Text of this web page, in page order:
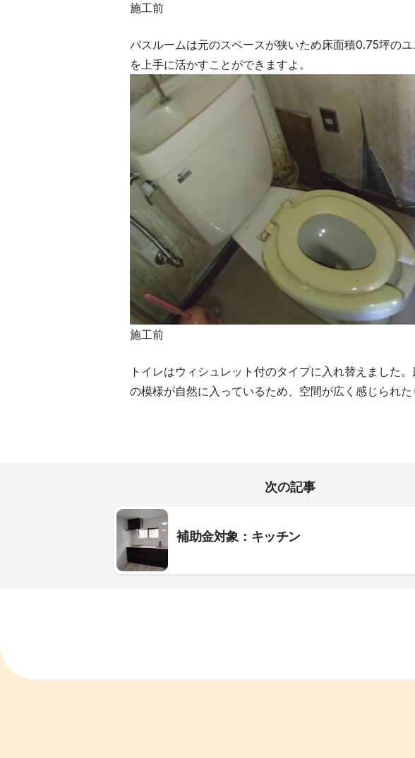
施工前
バスルームは元のスペースが狭いため床面積0.75坪の
を上手に活かすことができますよ。
施工前
トイレはウィシュレット付のタイプに入れ替えました
の模様が自然に入っているため、空間が広く感じられた
次の記事
補助金対象：キッチン